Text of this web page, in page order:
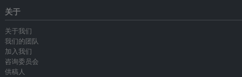
关于
关于我们
我们的团队
加入我们
咨询委员会
供稿人